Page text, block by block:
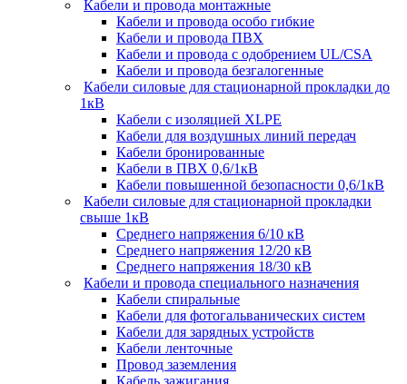
Кабели и провода монтажные
Кабели и провода особо гибкие
Кабели и провода ПВХ
Кабели и провода с одобрением UL/CSA
Кабели и провода безгалогенные
Кабели силовые для стационарной прокладки до
1кВ
Кабели c изоляцией XLPE
Кабели для воздушных линий передач
Кабели бронированные
Кабели в ПВХ 0,6/1кВ
Кабели повышенной безопасности 0,6/1кВ
Кабели силовые для стационарной прокладки
свыше 1кВ
Среднего напряжения 6/10 кВ
Среднего напряжения 12/20 кВ
Среднего напряжения 18/30 кВ
Кабели и провода специального назначения
Кабели спиральные
Кабели для фотогальванических систем
Кабели для зарядных устройств
Кабели ленточные
Провод заземления
Кабель зажигания